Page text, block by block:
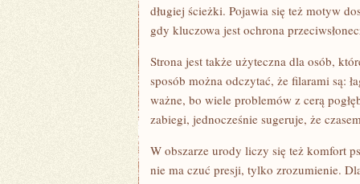
długiej ścieżki. Pojawia się też motyw
gdy kluczowa jest ochrona
Strona jest także użyteczna dla osób,
sposób można odczytać, że filarami są:
ważne, bo wiele problemów z cerą
zabiegi, jednocześnie sugeruje, że
W obszarze urody liczy się też komfort
nie ma czuć presji, tylko zrozumienie.